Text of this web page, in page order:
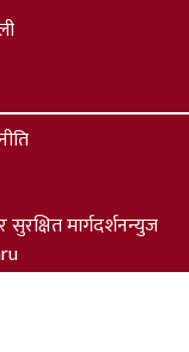
मार्गदर्शनन्युज